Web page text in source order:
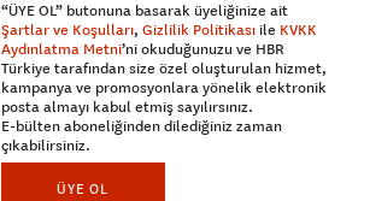
“ÜYE OL” butonuna basarak üyeliğinize ait
Şartlar ve Koşulları, Gizlilik Politikası ile KVKK
Aydınlatma Metni’ni okuduğunuzu ve HBR
Türkiye tarafından size özel oluşturulan hizmet,
kampanya ve promosyonlara yönelik elektronik
posta almayı kabul etmiş sayılırsınız.
E-bülten aboneliğinden dilediğiniz zaman
çıkabilirsiniz.
ÜYE OL